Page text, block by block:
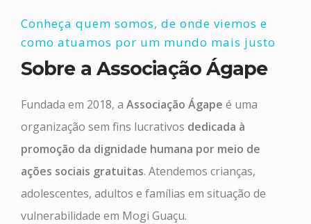
Conheça quem somos, de onde viemos e
como atuamos por um mundo mais justo
Sobre a Associação Ágape
Fundada em 2018, aAssociação Ágape é uma
organização sem fins lucrativos dedicada à
promoção da dignidade humana por meio de
ações sociais gratuitas. Atendemos crianças,
adolescentes, adultos e famílias em situação de
vulnerabilidade em Mogi Guaçu.